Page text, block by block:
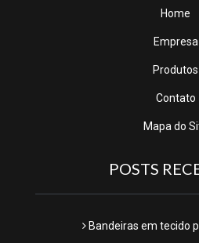
Home
Empresa
Produtos
Contato
Mapa do
POSTS
Bandeiras em tecido